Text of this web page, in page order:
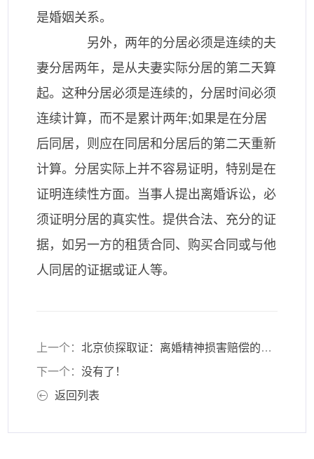
是婚姻关系。
另外，两年的分居必须是连续的夫
妻分居两年，是从夫妻实际分居的第二天算
起。这种分居必须是连续的，分居时间必须
连续计算，而不是累计两年;如果是在分居
后同居，则应在同居和分居后的第二天重新
计算。分居实际上并不容易证明，特别是在
证明连续性方面。当事人提出离婚诉讼，必
须证明分居的真实性。提供合法、充分的证
据，如另一方的租赁合同、购买合同或与他
人同居的证据或证人等。
上一个：北京侦探取证：离婚精神损害赔偿的范围如何
下一个：没有了！
返回列表